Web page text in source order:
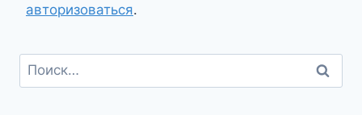
авторизоваться.
Найти: